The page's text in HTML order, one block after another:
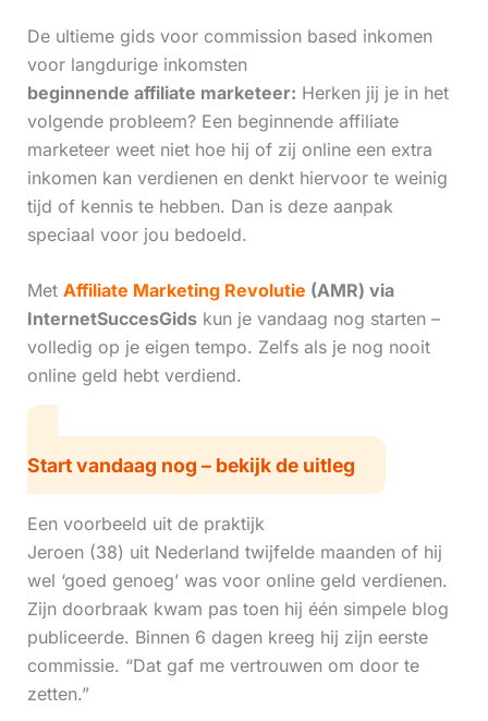
De ultieme gids voor commission based inkomen
voor langdurige inkomsten
beginnende affiliate marketeer: Herken jij je in het
volgende probleem? Een beginnende affiliate
marketeer weet niet hoe hij of zij online een extra
inkomen kan verdienen en denkt hiervoor te weinig
tijd of kennis te hebben. Dan is deze aanpak
speciaal voor jou bedoeld.
Met Affiliate Marketing Revolutie (AMR) via
InternetSuccesGidskun je vandaag nog starten –
volledig op je eigen tempo. Zelfs als je nog nooit
online geld hebt verdiend.
Start vandaag nog – bekijk de uitleg
Een voorbeeld uit de praktijk
Jeroen (38) uit Nederland twijfelde maanden of hij
wel ‘goed genoeg’ was voor online geld verdienen.
Zijn doorbraak kwam pas toen hij één simpele blog
publiceerde. Binnen 6 dagen kreeg hij zijn eerste
commissie. “Dat gaf me vertrouwen om door te
zetten.”